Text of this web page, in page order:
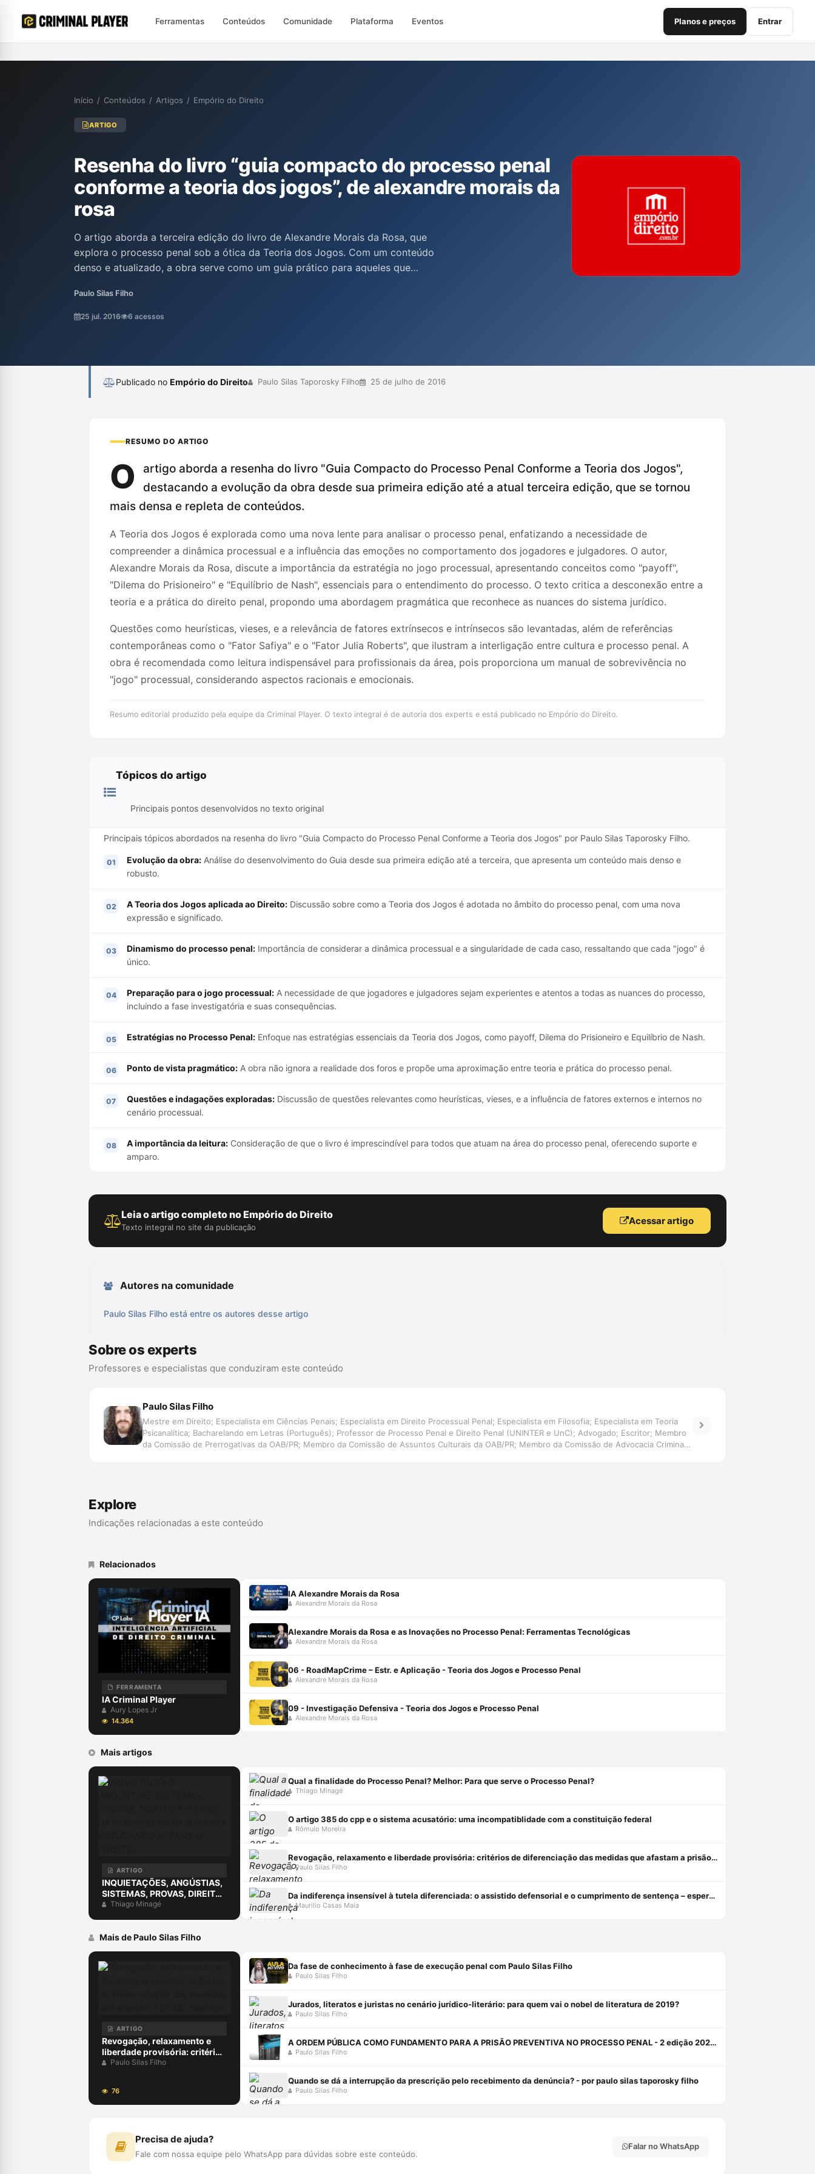
Ferramentas Conteúdos Comunidade Plataforma Eventos Planos e preços Entrar
Início / Conteúdos / Artigos / Empório do Direito
ARTIGO
Resenha do livro “guia compacto do processo penal
conforme a teoria dos jogos”, de alexandre morais da
rosa
O artigo aborda a terceira edição do livro de Alexandre Morais da Rosa, que
explora o processo penal sob a ótica da Teoria dos Jogos. Com um conteúdo
denso e atualizado, a obra serve como um guia prático para aqueles que
do comportamento dos jogadores e julgadores. O autor enfatiza que a leitura
é essencial para compreender a dinâmica processual, com um enfoque
Paulo Silas Filho
25 jul. 2016 6 acessos
Publicado no Empório do Direito Paulo Silas Taporosky Filho 25 de julho de 2016
RESUMO DO ARTIGO
O
artigo aborda a resenha do livro "Guia Compacto do Processo Penal Conforme a Teoria dos Jogos",
destacando a evolução da obra desde sua primeira edição até a atual terceira edição, que se tornou
mais densa e repleta de conteúdos.
A Teoria dos Jogos é explorada como uma nova lente para analisar o processo penal, enfatizando a necessidade de
compreender a dinâmica processual e a influência das emoções no comportamento dos jogadores e julgadores. O autor,
Alexandre Morais da Rosa, discute a importância da estratégia no jogo processual, apresentando conceitos como "payoff",
"Dilema do Prisioneiro" e "Equilíbrio de Nash", essenciais para o entendimento do processo. O texto critica a desconexão entre a
teoria e a prática do direito penal, propondo uma abordagem pragmática que reconhece as nuances do sistema jurídico.
Questões como heurísticas, vieses, e a relevância de fatores extrínsecos e intrínsecos são levantadas, além de referências
contemporâneas como o "Fator Safiya" e o "Fator Julia Roberts", que ilustram a interligação entre cultura e processo penal. A
obra é recomendada como leitura indispensável para profissionais da área, pois proporciona um manual de sobrevivência no
"jogo" processual, considerando aspectos racionais e emocionais.
Resumo editorial produzido pela equipe da Criminal Player. O texto integral é de autoria dos experts e está publicado no Empório do Direito.
Tópicos do artigo
Principais pontos desenvolvidos no texto original
Principais tópicos abordados na resenha do livro "Guia Compacto do Processo Penal Conforme a Teoria dos Jogos" por Paulo Silas Taporosky Filho.
Evolução da obra: Análise do desenvolvimento do Guia desde sua primeira edição até a terceira, que apresenta um conteúdo mais denso e
robusto.
A Teoria dos Jogos aplicada ao Direito: Discussão sobre como a Teoria dos Jogos é adotada no âmbito do processo penal, com uma nova
expressão e significado.
Dinamismo do processo penal: Importância de considerar a dinâmica processual e a singularidade de cada caso, ressaltando que cada "jogo" é
único.
Preparação para o jogo processual: A necessidade de que jogadores e julgadores sejam experientes e atentos a todas as nuances do processo,
incluindo a fase investigatória e suas consequências.
Estratégias no Processo Penal: Enfoque nas estratégias essenciais da Teoria dos Jogos, como payoff, Dilema do Prisioneiro e Equilíbrio de Nash.
Ponto de vista pragmático: A obra não ignora a realidade dos foros e propõe uma aproximação entre teoria e prática do processo penal.
Questões e indagações exploradas: Discussão de questões relevantes como heurísticas, vieses, e a influência de fatores externos e internos no
cenário processual.
A importância da leitura: Consideração de que o livro é imprescindível para todos que atuam na área do processo penal, oferecendo suporte e
amparo.
Leia o artigo completo no Empório do Direito
Texto integral no site da publicação
Acessar artigo
Autores na comunidade
Paulo Silas Filho está entre os autores desse artigo
Sobre os experts
Professores e especialistas que conduziram este conteúdo
Paulo Silas Filho
Mestre em Direito; Especialista em Ciências Penais; Especialista em Direito Processual Penal; Especialista em Filosofia; Especialista em Teoria
Psicanalítica; Bacharelando em Letras (Português); Professor de Processo Penal e Direito Penal (UNINTER e UnC); Advogado; Escritor; Membro
da Comissão de Prerrogativas da OAB/PR; Membro da Comissão de Assuntos Culturais da OAB/PR; Membro da Comissão de Advocacia Criminal
Explore
Indicações relacionadas a este conteúdo
Relacionados
FERRAMENTA
IA Criminal Player
Aury Lopes Jr
14.364
IA Alexandre Morais da Rosa
Alexandre Morais da Rosa
Alexandre Morais da Rosa e as Inovações no Processo Penal: Ferramentas Tecnológicas
Alexandre Morais da Rosa
06 - RoadMapCrime – Estr. e Aplicação - Teoria dos Jogos e Processo Penal
Alexandre Morais da Rosa
09 - Investigação Defensiva - Teoria dos Jogos e Processo Penal
Alexandre Morais da Rosa
Mais artigos
ARTIGO
INQUIETAÇÕES, ANGÚSTIAS,
SISTEMAS, PROVAS, DIREITO
E O ERRO DA COMPREENSÃO
Thiago Minagé
Qual a finalidade do Processo Penal? Melhor: Para que serve o Processo Penal?
Thiago Minagé
O artigo 385 do cpp e o sistema acusatório: uma incompatiblidade com a constituição federal
Rômulo Moreira
Revogação, relaxamento e liberdade provisória: critérios de diferenciação das medidas que afastam a prisão cautelar
Paulo Silas Filho
Da indiferença insensível à tutela diferenciada: o assistido defensorial e o cumprimento de sentença – esperanças da cidadania no ncpc
Maurilio Casas Maia
Mais de Paulo Silas Filho
ARTIGO
Revogação, relaxamento e
liberdade provisória: critérios
de diferenciação das medidas
Paulo Silas Filho
76
Da fase de conhecimento à fase de execução penal com Paulo Silas Filho
Paulo Silas Filho
Jurados, literatos e juristas no cenário jurídico-literário: para quem vai o nobel de literatura de 2019?
Paulo Silas Filho
A ORDEM PÚBLICA COMO FUNDAMENTO PARA A PRISÃO PREVENTIVA NO PROCESSO PENAL - 2 edição 2024 - HABITUS EDITORA Livro em oferta 1 janeiro 2024
Paulo Silas Filho
Quando se dá a interrupção da prescrição pelo recebimento da denúncia? - por paulo silas taporosky filho
Paulo Silas Filho
Precisa de ajuda?
Fale com nossa equipe pelo WhatsApp para dúvidas sobre este conteúdo.
Falar no WhatsApp